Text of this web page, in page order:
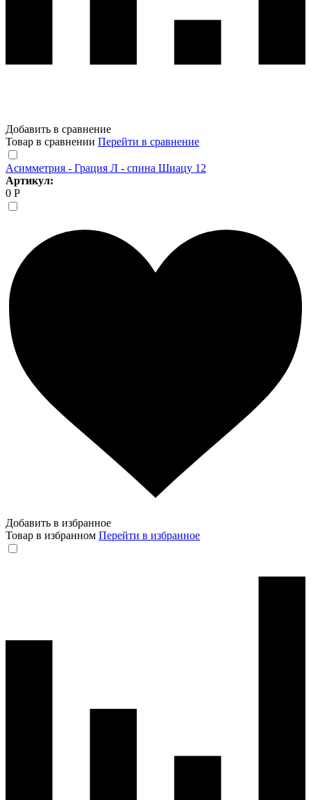
Добавить в сравнение
Товар в сравнении Перейти в сравнение
Асимметрия - Грация Л - спина Шиацу 12
Артикул:
0 Р
Добавить в избранное
Товар в избранном Перейти в избранное